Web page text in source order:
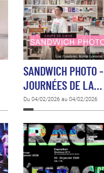
SANDWICH PHOTO -
JOURNÉES DE LA…
Du 04/02/2026 au 04/02/2026